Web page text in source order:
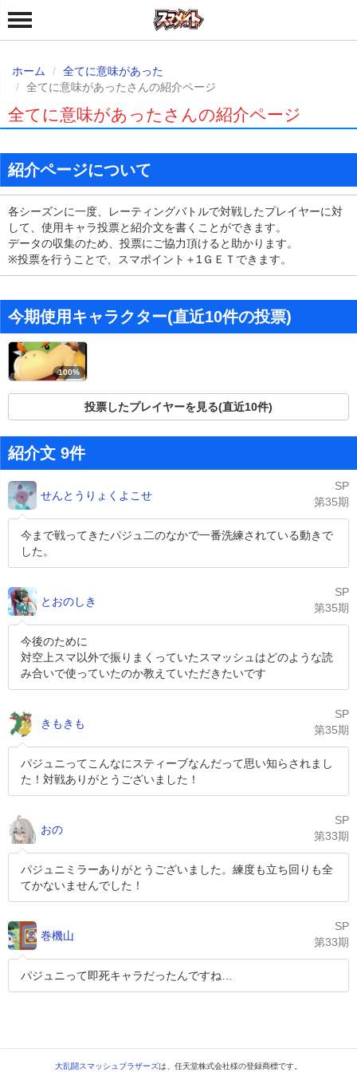
ホーム
全てに意味があった
全てに意味があったさんの紹介ページ
全てに意味があったさんの紹介ページ
紹介ページについて
各シーズンに一度、レーティングバトルで対戦したプレイヤーに対
して、使用キャラ投票と紹介文を書くことができます。
データの収集のため、投票にご協力頂けると助かります。
※投票を行うことで、スマポイント＋1ＧＥＴできます。
今期使用キャラクター(直近10件の投票)
100%
投票したプレイヤーを見る(直近10件)
紹介文 9件
せんとうりょくよこせ
SP
第35期
今まで戦ってきたパジュ二のなかで一番洗練されている動きで
した。
とおのしき
SP
第35期
今後のために
対空上スマ以外で振りまくっていたスマッシュはどのような読
み合いで使っていたのか教えていただきたいです
きもきも
SP
第35期
パジュニってこんなにスティーブなんだって思い知らされまし
た！対戦ありがとうございました！
おの
SP
第33期
パジュニミラーありがとうございました。練度も立ち回りも全
てかないませんでした！
巻機山
SP
第33期
パジュニって即死キャラだったんですね…
大乱闘スマッシュブラザーズは、任天堂株式会社様の登録商標です。